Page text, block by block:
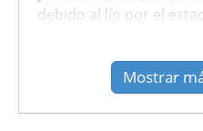
debido al lío por el
Mostrar